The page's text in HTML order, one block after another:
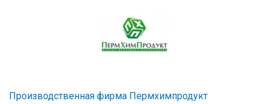
Производственная фирма Пермхимпродукт